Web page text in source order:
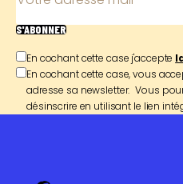
S'ABONNER
En cochant cette case j'accepte
En cochant cette case, vous
adresse sa newsletter. Vous
désinscrire en utilisant le lien